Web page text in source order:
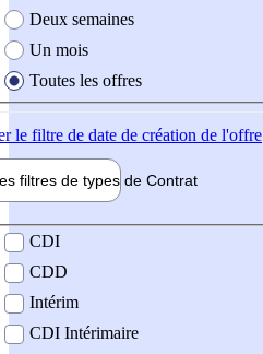
Deux semaines
Un mois
Toutes les offres
le filtre de date de création de l'offre
filtres de types de Contrat
contrat
CDI
CDD
Intérim
CDI Intérimaire